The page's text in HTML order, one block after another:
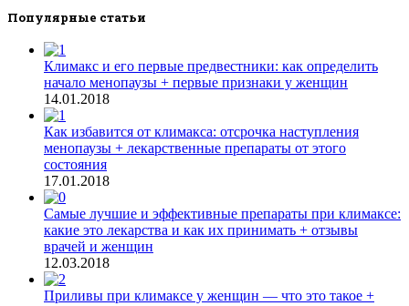
Популярные статьи
Климакс и его первые предвестники: как определить
начало менопаузы + первые признаки у женщин
14.01.2018
Как избавится от климакса: отсрочка наступления
менопаузы + лекарственные препараты от этого
состояния
17.01.2018
Самые лучшие и эффективные препараты при климаксе:
какие это лекарства и как их принимать + отзывы
врачей и женщин
12.03.2018
Приливы при климаксе у женщин — что это такое +